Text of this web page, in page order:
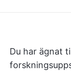
Du har ägnat